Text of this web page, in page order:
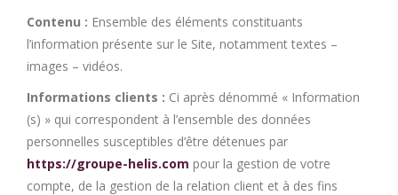
Contenu : Ensemble des éléments constituants
l’information présente sur le Site, notamment textes –
images – vidéos.
Informations clients : Ci après dénommé « Information
(s) » qui correspondent à l’ensemble des données
personnelles susceptibles d’être détenues par
https://groupe-helis.com pour la gestion de votre
compte, de la gestion de la relation client et à des fins